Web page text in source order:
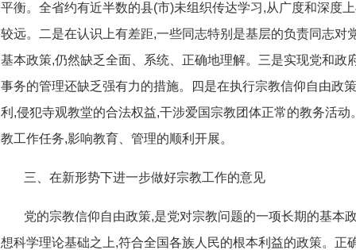
平衡。全省约有近半数的县(市)未组织传达学习,从广度和深度
较远。二是在认识上有差距,一些同志特别是基层的负责同志对
基本政策,仍然缺乏全面、系统、正确地理解。三是实现党和政
事务的管理还缺乏强有力的措施。四是在执行宗教信仰自由政
利,侵犯寺观教堂的合法权益,干涉爱国宗教团体正常的教务活
教工作任务,影响教育、管理的顺利开展。
三、在新形势下进一步做好宗教工作的意见
党的宗教信仰自由政策,是党对宗教问题的一项长期的基本
想科学理论基础之上,符合全国各族人民的根本利益的政策。正